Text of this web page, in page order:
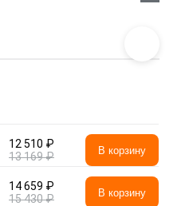
12 510 ₽
13 169 ₽
В корзину
14 659 ₽
15 430 ₽
В корзину